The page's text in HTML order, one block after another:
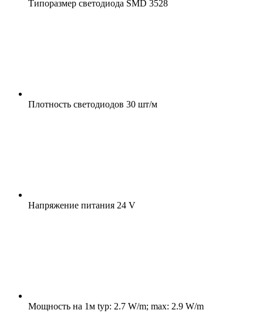
Типоразмер светодиода SMD 3528
Плотность светодиодов 30 шт/м
Напряжение питания 24 V
Мощность на 1м typ: 2.7 W/m; max: 2.9 W/m